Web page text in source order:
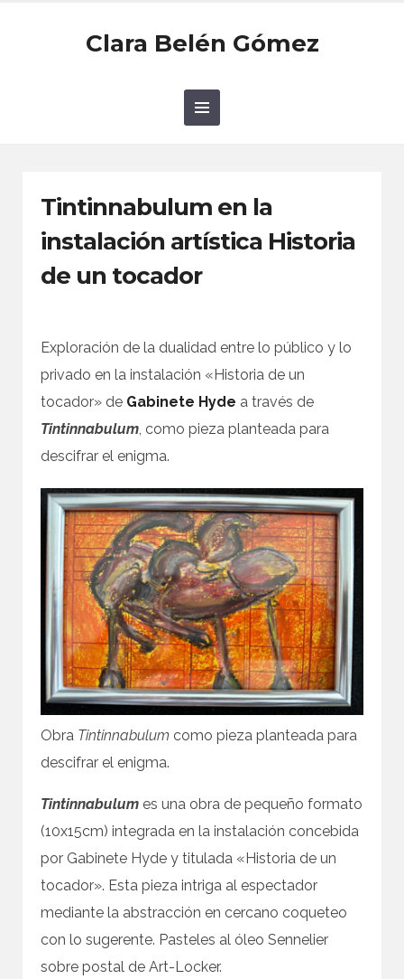
Clara Belén Gómez
Tintinnabulum en la
instalación artística Historia
de un tocador
Exploración de la dualidad entre lo público y lo
privado en la instalación «Historia de un
tocador» de Gabinete Hyde a través de
Tintinnabulum, como pieza planteada para
descifrar el enigma.
Obra Tintinnabulum como pieza planteada para
descifrar el enigma.
Tintinnabulum es una obra de pequeño formato
(10x15cm) integrada en la instalación concebida
por Gabinete Hyde y titulada «Historia de un
tocador». Esta pieza intriga al espectador
mediante la abstracción en cercano coqueteo
con lo sugerente. Pasteles al óleo Sennelier
sobre postal de Art-Locker.